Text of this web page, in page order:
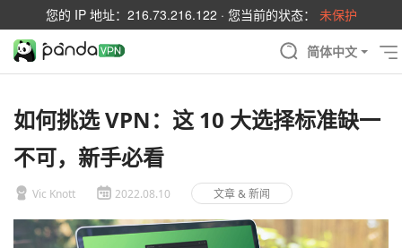
您的 IP 地址： 216.73.216.122 · 您当前的状态： 未保护
简体中文
如何挑选 VPN：这 10 大选择标准缺一
不可，新手必看
Vic Knott 2022.08.10 文章 & 新闻